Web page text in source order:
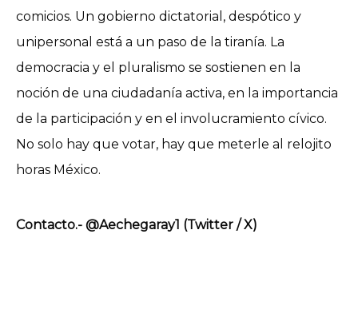
comicios. Un gobierno dictatorial, despótico y
unipersonal está a un paso de la tiranía. La
democracia y el pluralismo se sostienen en la
noción de una ciudadanía activa, en la importancia
de la participación y en el involucramiento cívico.
No solo hay que votar, hay que meterle al relojito
horas México.
Contacto.- @Aechegaray1 (Twitter / X)